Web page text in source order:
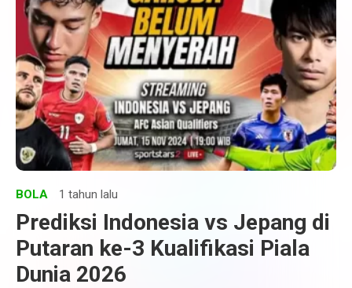
BOLA 1 tahun lalu
Prediksi Indonesia vs Jepang di
Putaran ke-3 Kualifikasi Piala
Dunia 2026